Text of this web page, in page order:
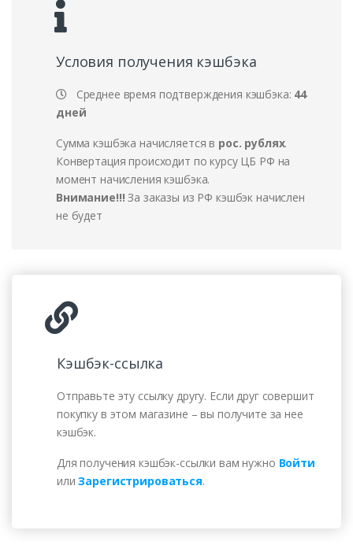
695,97
Grenada Curacao Paraguay Antigua &
Kosovo Bosnia & Herzegovina Monaco
руб.
Burkina, Benin, Sao Tome & Principe,
Uganda, Equatorial Guinea, Gambia,
Somalia, Mauritania, Senegal, Guinea;
Angola, Mauritius, Eritrea, Cayman
0,00 руб.
0,00 руб. регистрацию - First Deposit
0,00 руб. регистрацию - First Trade
0,00 руб.
Условия получения кэшбэка
Среднее время подтверждения кэшбэка: 44
дней
Сумма кэшбэка начисляется в рос. рублях.
Конвертация происходит по курсу ЦБ РФ на
момент начисления кэшбэка.
Внимание!!! За заказы из РФ кэшбэк начислен
не будет
Кэшбэк-ссылка
Отправьте эту ссылку другу. Если друг совершит
покупку в этом магазине – вы получите за нее
кэшбэк.
Для получения кэшбэк-ссылки вам нужно Войти
илиЗарегистрироваться.